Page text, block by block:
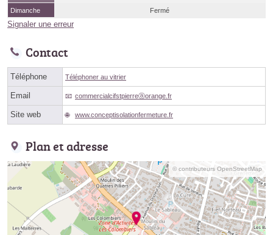
Dimanche
Fermé
Signaler une erreur
Contact
Téléphone Téléphoner au vitrier
Email commercialcifstpierreⓐorange.fr
Site web www.conceptisolationfermeture.fr
Plan et adresse
© contributeurs OpenStreetMap